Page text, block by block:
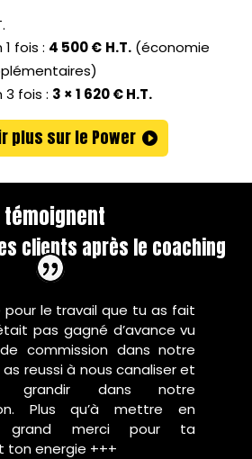
fois : 4 500 € H.T.(économie
fois : 3 × 1 620 € H.T.
plus sur le Power
clients après le coaching
pour le travail que tu as fait
pas gagné d’avance vu
commission dans notre
reussi à nous canaliser et
grandir dans notre
Plus qu’à mettre en
grand merci pour ta
ton energie +++